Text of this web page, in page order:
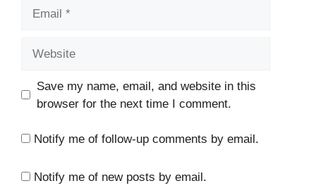
Save my name, email, and website in this
browser for the next time I comment.
Notify me of follow-up comments by email.
Notify me of new posts by email.